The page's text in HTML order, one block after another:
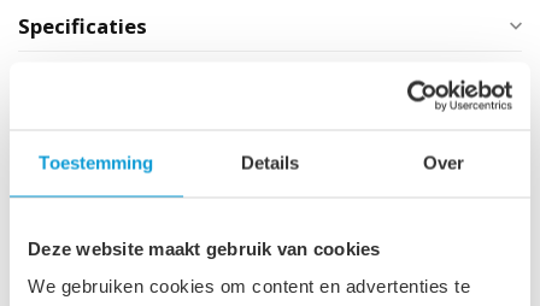
Toestemming Details Over
Deze website maakt gebruik van cookies
We gebruiken cookies om content en advertenties te
Specificaties
Maak je aankoop compleet
Badkamerkast Montreal 30
mat zwart